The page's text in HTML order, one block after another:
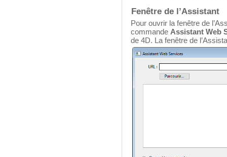
Fenêtre de l’Assistant
Pour ouvrir la fenêtre de
commande Assistant Web
de 4D. La fenêtre de